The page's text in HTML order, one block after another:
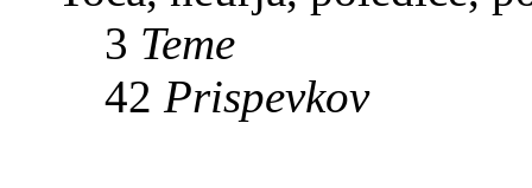
3 Teme
42 Prispevkov